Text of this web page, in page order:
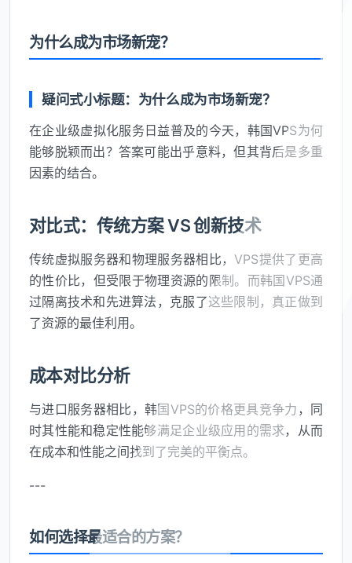
为什么成为市场新宠？
疑问式小标题：为什么成为市场新宠？
在企业级虚拟化服务日益普及的今天，韩国VPS为何
能够脱颖而出？答案可能出乎意料，但其背后是多重
因素的结合。
对比式：传统方案 VS 创新技术
传统虚拟服务器和物理服务器相比，VPS提供了更高
的性价比，但受限于物理资源的限制。而韩国VPS通
过隔离技术和先进算法，克服了这些限制，真正做到
了资源的最佳利用。
成本对比分析
与进口服务器相比，韩国VPS的价格更具竞争力，同
时其性能和稳定性能够满足企业级应用的需求，从而
在成本和性能之间找到了完美的平衡点。
---
如何选择最适合的方案？